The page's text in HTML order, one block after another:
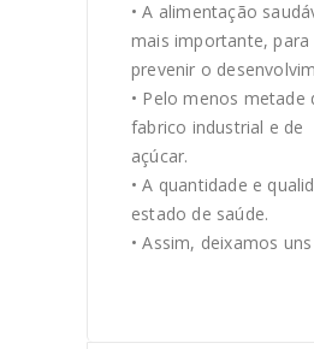
• A alimentação
mais importante, para
prevenir o
• Pelo menos
fabrico industrial e de
açúcar.
• A quantidade e
estado de saúde.
• Assim, deixamos